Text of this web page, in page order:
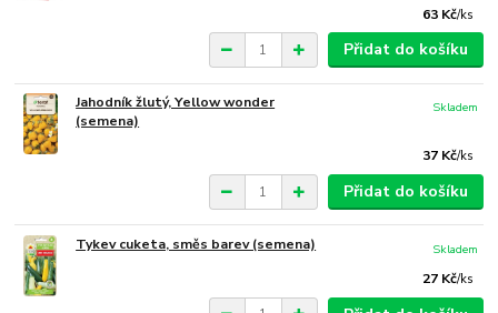
63 Kč/ks
Přidat do košíku
Jahodník žlutý, Yellow wonder
(semena)
37 Kč/ks
Skladem
Přidat do košíku
Tykev cuketa, směs barev (semena)
27 Kč/ks
Skladem